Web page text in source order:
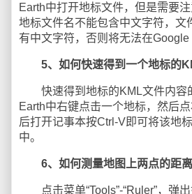
Earth中打开地标文件，但是需要
地标文件名不能包含中文字符，文
有中文字符，否则将无法在Google
5、如何快速得到一个地标的
快速得到地标的KML文件内容
Earth中右键点击一个地标，然后
后打开记事本按Ctrl-V即可将该地
中。
6、如何测量地图上两点的距离
点击菜单“Tools”-“Ruler”，弹出